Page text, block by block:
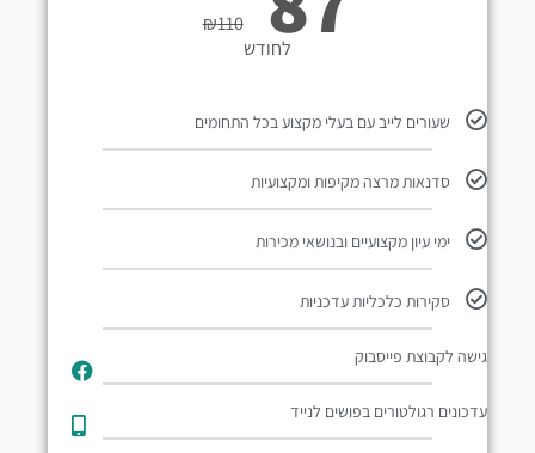
₪110
לחודש
שעורים לייב עם בעלי מקצוע בכל התחומים
סדנאות מרצה מקיפות ומקצועיות
ימי עיון מקצועיים ובנושאי מכירות
סקירות כלכליות עדכניות
גישה לקבוצת פייסבוק
עדכונים רגולטורים בפושים לנייד​